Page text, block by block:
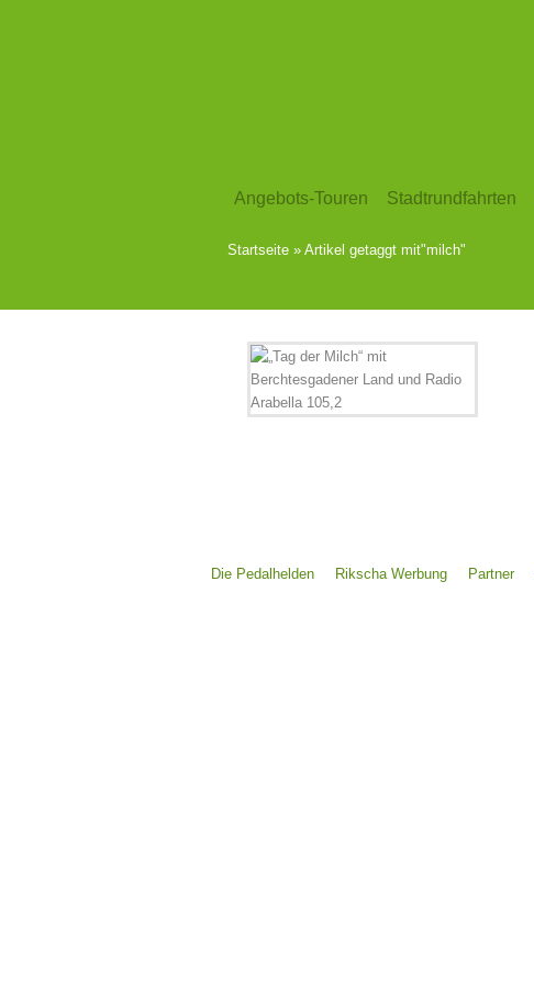
Angebots-Touren Stadtrundfahrten
Startseite » Artikel getaggt mit"milch"
Die Pedalhelden Rikscha Werbung Partner